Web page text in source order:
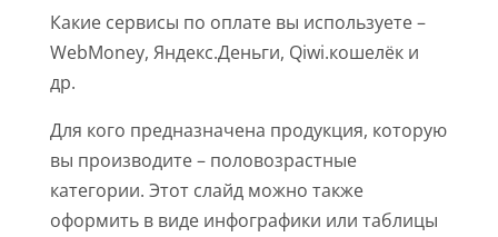
Какие сервисы по оплате вы используете –
WebMoney, Яндекс.Деньги, Qiwi.кошелёк и
др.
Для кого предназначена продукция, которую
вы производите – половозрастные
категории. Этот слайд можно также
оформить в виде инфографики или таблицы